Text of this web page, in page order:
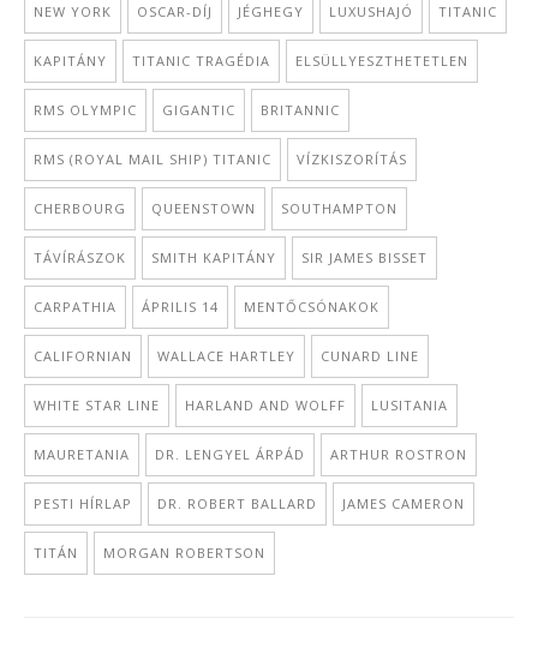
NEW YORK OSCAR-DÍJ JÉGHEGY LUXUSHAJÓ TITANIC
KAPITÁNY TITANIC TRAGÉDIA ELSÜLLYESZTHETETLEN
RMS OLYMPIC GIGANTIC BRITANNIC
RMS (ROYAL MAIL SHIP) TITANIC VÍZKISZORÍTÁS
CHERBOURG QUEENSTOWN SOUTHAMPTON
TÁVÍRÁSZOK SMITH KAPITÁNY SIR JAMES BISSET
CARPATHIA ÁPRILIS 14 MENTŐCSÓNAKOK
CALIFORNIAN WALLACE HARTLEY CUNARD LINE
WHITE STAR LINE HARLAND AND WOLFF LUSITANIA
MAURETANIA DR. LENGYEL ÁRPÁD ARTHUR ROSTRON
PESTI HÍRLAP DR. ROBERT BALLARD JAMES CAMERON
TITÁN MORGAN ROBERTSON